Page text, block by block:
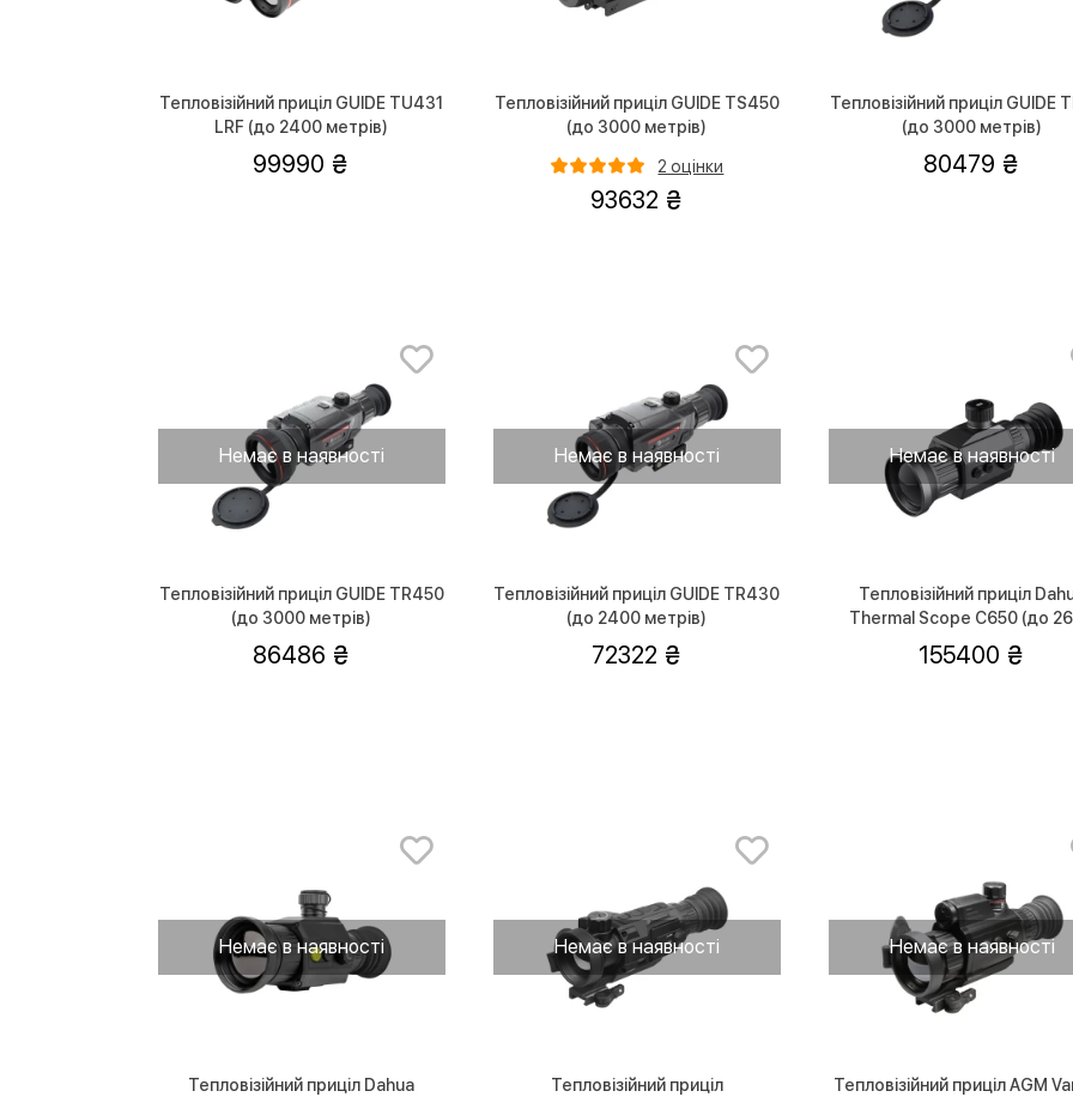
Тепловізійний приціл GUIDE TU431
LRF (до 2400 метрів)
99990
Тепловізійний приціл GUIDE TS450
(до 3000 метрів)
2 оцінки
93632
Тепловізійний приціл GUIDE
(до 3000 метрів)
80479
Немає в наявності
Тепловізійний приціл GUIDE TR450
(до 3000 метрів)
86486
Немає в наявності
Тепловізійний приціл GUIDE TR430
(до 2400 метрів)
72322
Немає в наявності
Тепловізійний приціл
Thermal Scope C650 (до
метров)
155400
Немає в наявності
Тепловізійний приціл Dahua
Немає в наявності
Тепловізійний приціл
Немає в наявності
Тепловізійний приціл AGM